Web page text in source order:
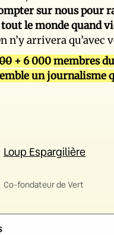
sur nous pour
le monde quand
n’y arrivera qu’avec
+ 6 000 membres
un journalisme
Loup Espargilière
Co-fondateur de Vert